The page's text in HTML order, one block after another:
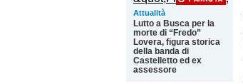
Attualità
Lutto a Busca per la
morte di “Fredo”
Lovera, figura storica
della banda di
Castelletto ed ex
assessore